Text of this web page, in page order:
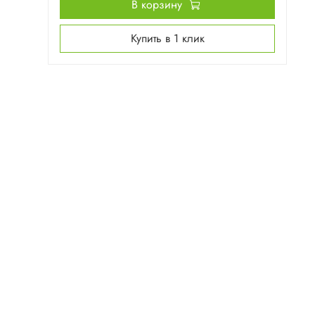
В корзину
Купить в 1 клик